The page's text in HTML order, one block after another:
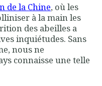
de la Chine, où les
à la main les
des abeilles a
inquiétudes. Sans
nous ne
connaisse une telle